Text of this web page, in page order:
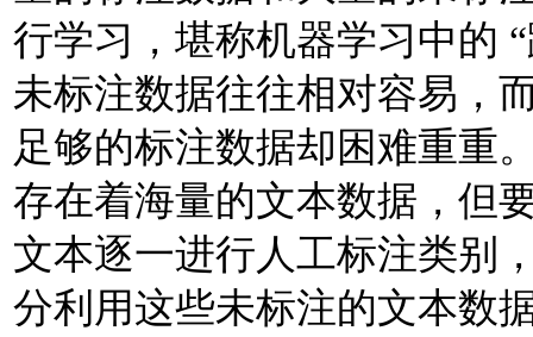
行学习，堪称机器学习中的
未标注数据往往相对容易，
足够的标注数据却困难重重
存在着海量的文本数据，但
文本逐一进行人工标注类别
分利用这些未标注的文本数